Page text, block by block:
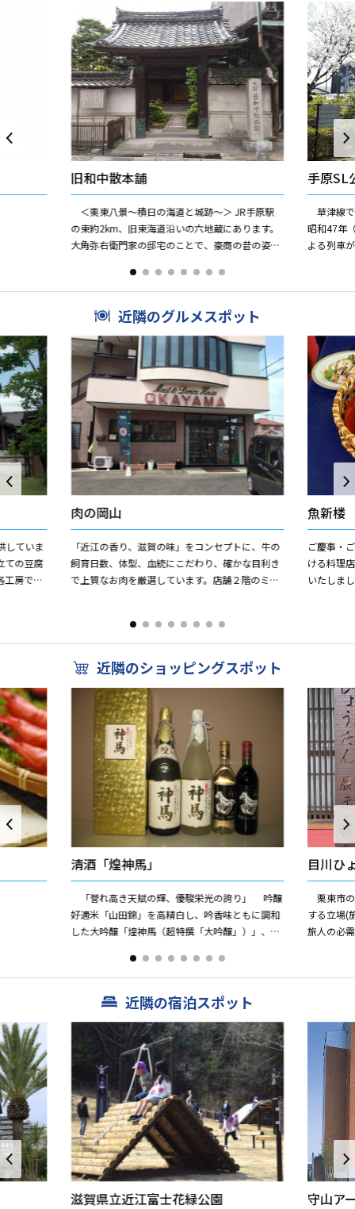
旧和中散本舗
＜栗東八景〜積日の海道と城跡〜＞ JR手原駅
の東約2km、旧東海道沿いの六地蔵にあります。
大角弥右衛門家の邸宅のことで、豪商の昔の姿を
代、旅人のために...
手原SL
草津線
昭和47年
よる列車
近隣のグルメスポット
していま
ての豆腐
工房で作
肉の岡山
「近江の香り、滋賀の味」をコンセプトに、牛の
飼育日数、体型、血統にこだわり、確かな目利き
で上質なお肉を厳選しています。店舗２階のミー
魚新楼
ご慶事・
ける料理
いたしま
近隣のショッピングスポット
清酒「煌神馬」
「誉れ高き天賦の輝、優駿栄光の誇り」 吟醸
好適米「山田錦」を高精白し、吟香味ともに調和
した大吟醸「煌神馬（超特撰「大吟醸」）」、さ
っておきの生貯蔵酒「...
目川ひ
栗東市
する立場(
旅人の必
近隣の宿泊スポット
滋賀県立近江富士花緑公園 守山ア